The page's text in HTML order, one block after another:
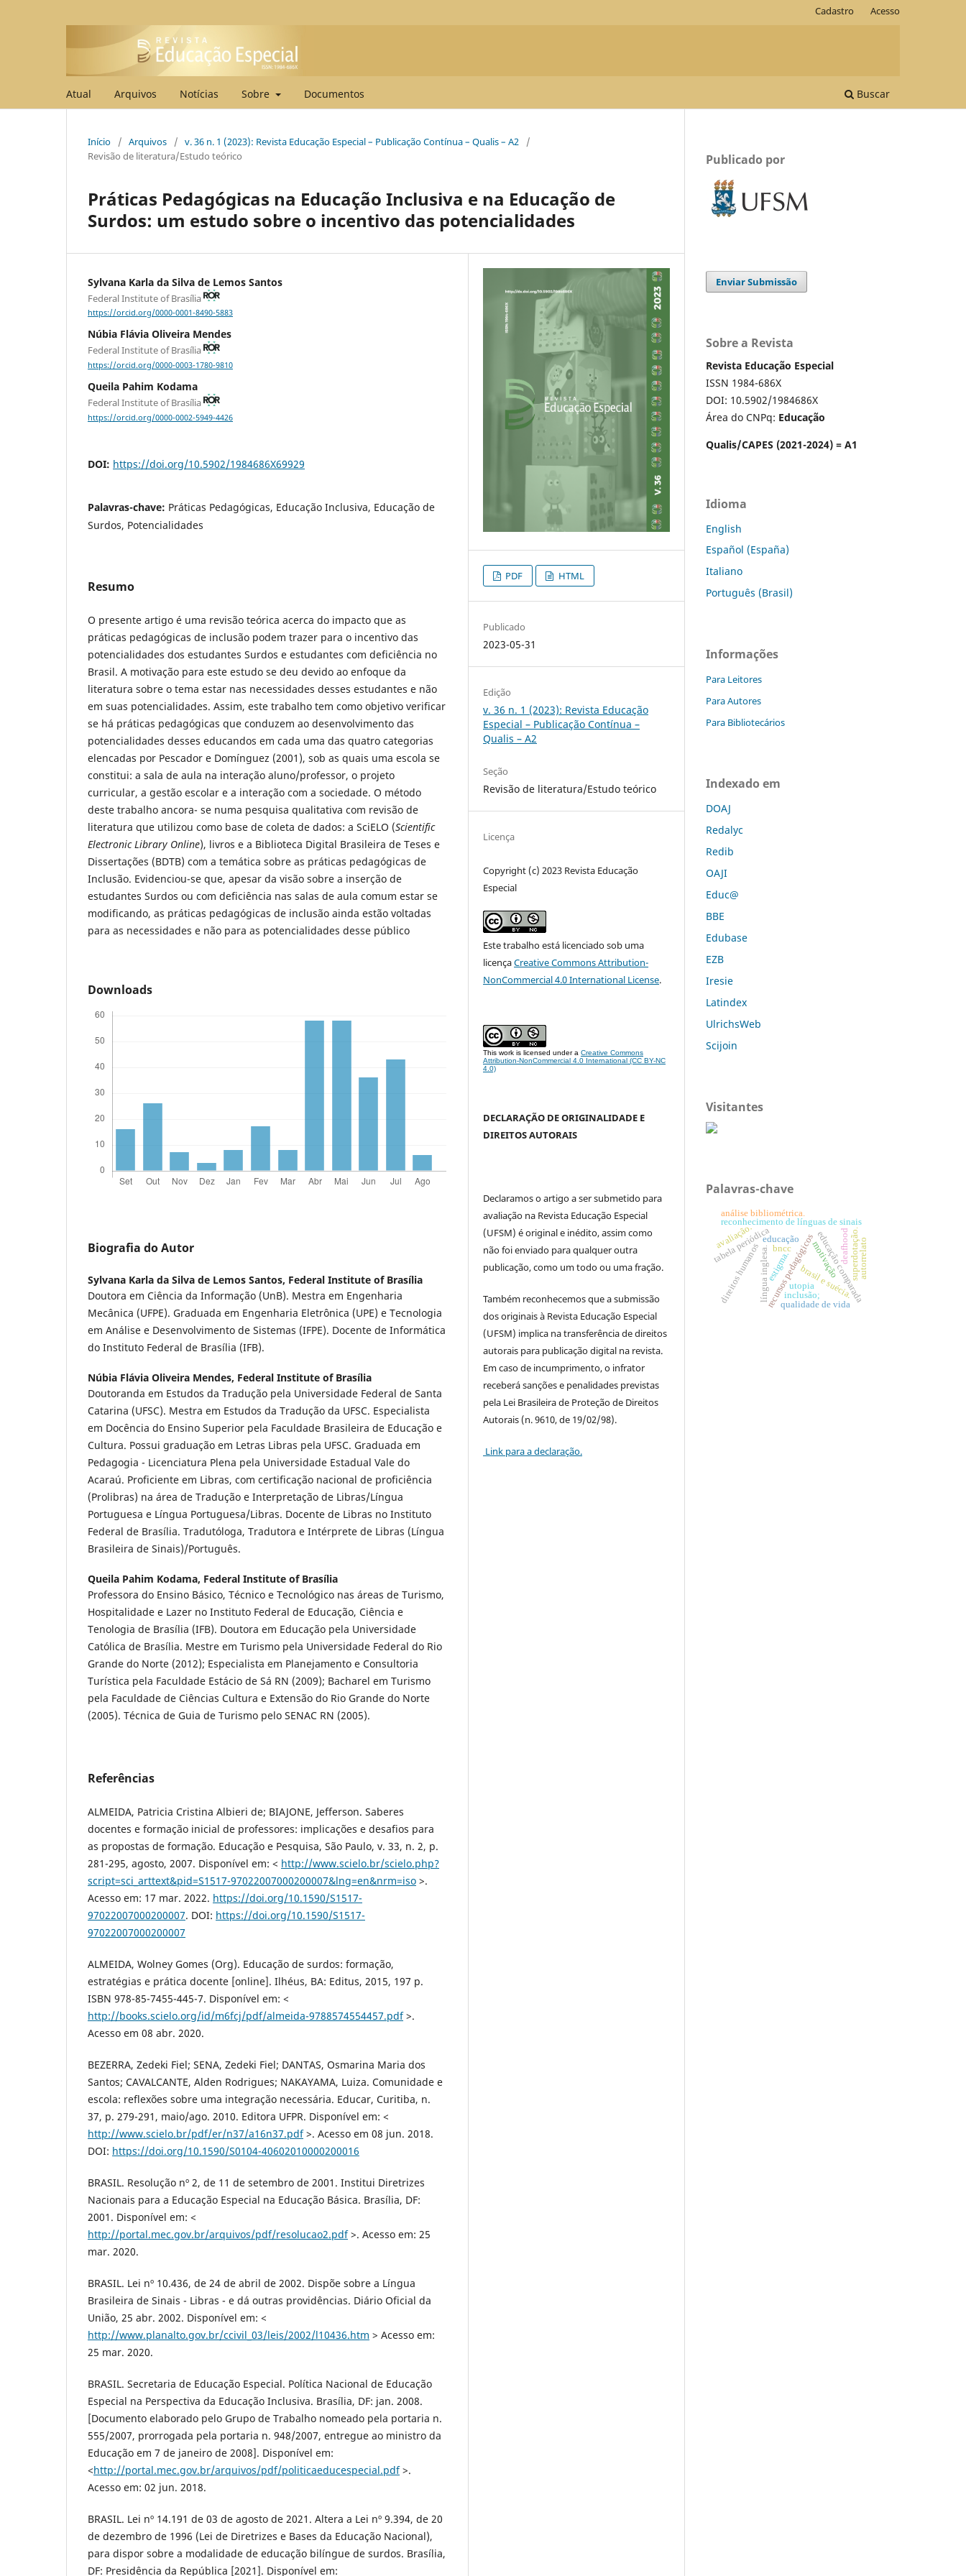
Atual Arquivos Notícias Sobre Documentos Buscar
Cadastro Acesso
Início / Arquivos / v. 36 n. 1 (2023): Revista Educação Especial – Publicação Contínua – Qualis – A2
/
Revisão de literatura/Estudo teórico
Práticas Pedagógicas na Educação Inclusiva e na Educação de
Surdos: um estudo sobre o incentivo das potencialidades
Sylvana Karla da Silva de Lemos Santos
Federal Institute of Brasília
https://orcid.org/0000-0001-8490-5883
Núbia Flávia Oliveira Mendes
Federal Institute of Brasília
https://orcid.org/0000-0003-1780-9810
Queila Pahim Kodama
Federal Institute of Brasília
https://orcid.org/0000-0002-5949-4426
DOI: https://doi.org/10.5902/1984686X69929
Palavras-chave: Práticas Pedagógicas, Educação Inclusiva, Educação de
Surdos, Potencialidades
Resumo
O presente artigo é uma revisão teórica acerca do impacto que as
práticas pedagógicas de inclusão podem trazer para o incentivo das
potencialidades dos estudantes Surdos e estudantes com deficiência no
Brasil. A motivação para este estudo se deu devido ao enfoque da
literatura sobre o tema estar nas necessidades desses estudantes e não
em suas potencialidades. Assim, este trabalho tem como objetivo verificar
se há práticas pedagógicas que conduzem ao desenvolvimento das
potencialidades desses educandos em cada uma das quatro categorias
elencadas por Pescador e Domínguez (2001), sob as quais uma escola se
constitui: a sala de aula na interação aluno/professor, o projeto
curricular, a gestão escolar e a interação com a sociedade. O método
deste trabalho ancora- se numa pesquisa qualitativa com revisão de
literatura que utilizou como base de coleta de dados: a SciELO (Scientific
Electronic Library Online), livros e a Biblioteca Digital Brasileira de Teses e
Dissertações (BDTB) com a temática sobre as práticas pedagógicas de
Inclusão. Evidenciou-se que, apesar da visão sobre a inserção de
estudantes Surdos ou com deficiência nas salas de aula comum estar se
modificando, as práticas pedagógicas de inclusão ainda estão voltadas
para as necessidades e não para as potencialidades desse público
Downloads
Biografia do Autor
Sylvana Karla da Silva de Lemos Santos, Federal Institute of Brasília
Doutora em Ciência da Informação (UnB). Mestra em Engenharia
Mecânica (UFPE). Graduada em Engenharia Eletrônica (UPE) e Tecnologia
em Análise e Desenvolvimento de Sistemas (IFPE). Docente de Informática
do Instituto Federal de Brasília (IFB).
Núbia Flávia Oliveira Mendes, Federal Institute of Brasília
Doutoranda em Estudos da Tradução pela Universidade Federal de Santa
Catarina (UFSC). Mestra em Estudos da Tradução da UFSC. Especialista
em Docência do Ensino Superior pela Faculdade Brasileira de Educação e
Cultura. Possui graduação em Letras Libras pela UFSC. Graduada em
Pedagogia - Licenciatura Plena pela Universidade Estadual Vale do
Acaraú. Proficiente em Libras, com certificação nacional de proficiência
(Prolibras) na área de Tradução e Interpretação de Libras/Língua
Portuguesa e Língua Portuguesa/Libras. Docente de Libras no Instituto
Federal de Brasília. Tradutóloga, Tradutora e Intérprete de Libras (Língua
Brasileira de Sinais)/Português.
Queila Pahim Kodama, Federal Institute of Brasília
Professora do Ensino Básico, Técnico e Tecnológico nas áreas de Turismo,
Hospitalidade e Lazer no Instituto Federal de Educação, Ciência e
Tenologia de Brasília (IFB). Doutora em Educação pela Universidade
Católica de Brasília. Mestre em Turismo pela Universidade Federal do Rio
Grande do Norte (2012); Especialista em Planejamento e Consultoria
Turística pela Faculdade Estácio de Sá RN (2009); Bacharel em Turismo
pela Faculdade de Ciências Cultura e Extensão do Rio Grande do Norte
(2005). Técnica de Guia de Turismo pelo SENAC RN (2005).
Referências
ALMEIDA, Patricia Cristina Albieri de; BIAJONE, Jefferson. Saberes
docentes e formação inicial de professores: implicações e desafios para
as propostas de formação. Educação e Pesquisa, São Paulo, v. 33, n. 2, p.
281-295, agosto, 2007. Disponível em: < http://www.scielo.br/scielo.php?
script=sci_arttext&pid=S1517-97022007000200007&lng=en&nrm=iso >.
Acesso em: 17 mar. 2022. https://doi.org/10.1590/S1517-
97022007000200007. DOI: https://doi.org/10.1590/S1517-
97022007000200007
ALMEIDA, Wolney Gomes (Org). Educação de surdos: formação,
estratégias e prática docente [online]. Ilhéus, BA: Editus, 2015, 197 p.
ISBN 978-85-7455-445-7. Disponível em: <
http://books.scielo.org/id/m6fcj/pdf/almeida-9788574554457.pdf>.
Acesso em 08 abr. 2020.
BEZERRA, Zedeki Fiel; SENA, Zedeki Fiel; DANTAS, Osmarina Maria dos
Santos; CAVALCANTE, Alden Rodrigues; NAKAYAMA, Luiza. Comunidade e
escola: reflexões sobre uma integração necessária. Educar, Curitiba, n.
37, p. 279-291, maio/ago. 2010. Editora UFPR. Disponível em: <
http://www.scielo.br/pdf/er/n37/a16n37.pdf>. Acesso em 08 jun. 2018.
DOI: https://doi.org/10.1590/S0104-40602010000200016
BRASIL. Resolução nº 2, de 11 de setembro de 2001. Institui Diretrizes
Nacionais para a Educação Especial na Educação Básica. Brasília, DF:
2001. Disponível em: <
http://portal.mec.gov.br/arquivos/pdf/resolucao2.pdf>. Acesso em: 25
mar. 2020.
BRASIL. Lei nº 10.436, de 24 de abril de 2002. Dispõe sobre a Língua
Brasileira de Sinais - Libras - e dá outras providências. Diário Oficial da
União, 25 abr. 2002. Disponível em: <
http://www.planalto.gov.br/ccivil_03/leis/2002/l10436.htm > Acesso em:
25 mar. 2020.
BRASIL. Secretaria de Educação Especial. Política Nacional de Educação
Especial na Perspectiva da Educação Inclusiva. Brasília, DF: jan. 2008.
[Documento elaborado pelo Grupo de Trabalho nomeado pela portaria n.
555/2007, prorrogada pela portaria n. 948/2007, entregue ao ministro da
Educação em 7 de janeiro de 2008]. Disponível em:
<http://portal.mec.gov.br/arquivos/pdf/politicaeducespecial.pdf>.
Acesso em: 02 jun. 2018.
BRASIL. Lei nº 14.191 de 03 de agosto de 2021. Altera a Lei nº 9.394, de 20
de dezembro de 1996 (Lei de Diretrizes e Bases da Educação Nacional),
para dispor sobre a modalidade de educação bilíngue de surdos. Brasília,
DF: Presidência da República [2021]. Disponível em:
PDF HTML
Publicado
2023-05-31
Edição
v. 36 n. 1 (2023): Revista Educação
Especial – Publicação Contínua –
Qualis – A2
Seção
Revisão de literatura/Estudo teórico
Licença
Copyright (c) 2023 Revista Educação
Especial
Este trabalho está licenciado sob uma
licençaCreative Commons Attribution-
NonCommercial 4.0 International License.
This work is licensed under aCreative Commons
Attribution-NonCommercial 4.0 International (CC BY-NC
4.0)
DECLARAÇÃO DE ORIGINALIDADE E
DIREITOS AUTORAIS
Declaramos o artigo a ser submetido para
avaliação na Revista Educação Especial
(UFSM) é original e inédito, assim como
não foi enviado para qualquer outra
publicação, como um todo ou uma fração.
Também reconhecemos que a submissão
dos originais à Revista Educação Especial
(UFSM) implica na transferência de direitos
autorais para publicação digital na revista.
Em caso de incumprimento, o infrator
receberá sanções e penalidades previstas
pela Lei Brasileira de Proteção de Direitos
Autorais (n. 9610, de 19/02/98).
Link para a declaração.
Publicado por
Enviar Submissão
Sobre a Revista
Revista Educação Especial
ISSN 1984-686X
DOI: 10.5902/1984686X
Área do CNPq: Educação
Qualis/CAPES (2021-2024) = A1
Idioma
English
Español (España)
Italiano
Português (Brasil)
Informações
Para Leitores
Para Autores
Para Bibliotecários
Indexado em
DOAJ
Redalyc
Redib
OAJI
Educ@
BBE
Edubase
EZB
Iresie
Latindex
UlrichsWeb
Scijoin
Visitantes
Palavras-chave
educação
tabela periódicarecursos pedagógicos
língua inglesa. brasil e suécia.
reconhecimento de línguas de sinais
educação comparada
estigma.
direitos humanos superdotação.
motivação
análise bibliométrica.
utopia
avaliação.
autorrelato
qualidade de vida
inclusão;
bncc deafhood